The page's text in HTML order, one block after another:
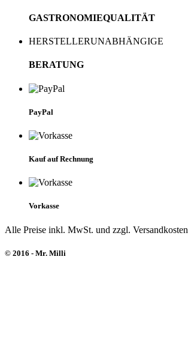
GASTRONOMIEQUALITÄT
HERSTELLERUNABHÄNGIGE
BERATUNG
PayPal
Kauf auf Rechnung
Vorkasse
Alle Preise inkl. MwSt. und zzgl. Versandkosten
© 2016 - Mr. Milli